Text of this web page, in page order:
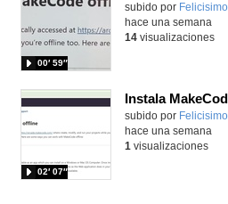
Contenido educativo.
subido por Felicisimo
00′ 59″
hace una semana
14visualizaciones
Contenido educativo.
subido por Felicisimo
02′ 07″
hace una semana
1 visualizaciones